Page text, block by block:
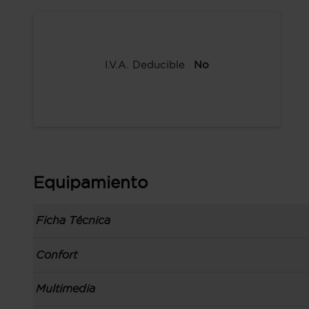
I.V.A. Deducible No
Equipamiento
Ficha Técnica
Información de la versión: número última lista
Carrocería tipo berlina con portón de 3
Confort
Toma/s de 12v en los asientos delanteros
Multimedia